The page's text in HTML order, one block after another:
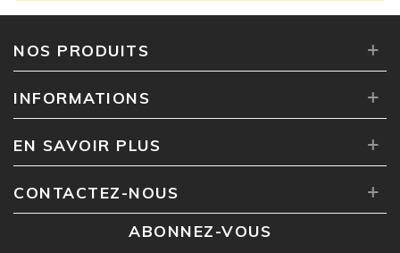
NOS PRODUITS
INFORMATIONS
EN SAVOIR PLUS
CONTACTEZ-NOUS
ABONNEZ-VOUS